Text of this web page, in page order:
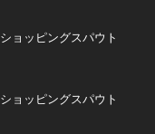
ショッピングスパウト
ショッピングスパウト